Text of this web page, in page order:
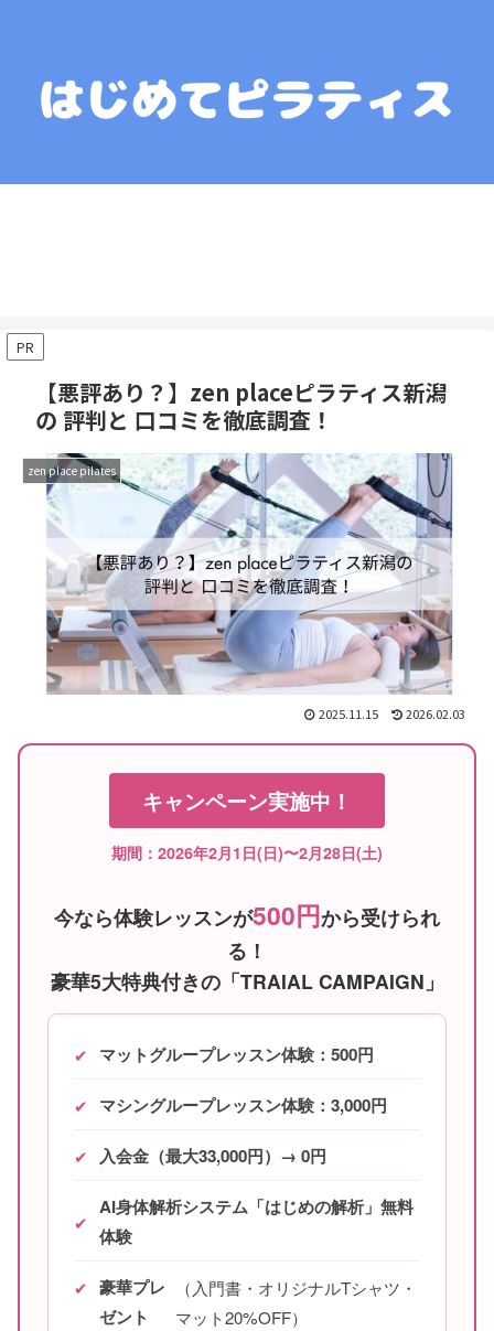
PR
【悪評あり？】zen placeピラティス新潟
の 評判と 口コミを徹底調査！
zen place pilates
2025.11.15 2026.02.03
キャンペーン実施中！
期間：2026年2月1日(日)〜2月28日(土)
今なら体験レッスンが500円から受けられ
る！
豪華5大特典付きの「TRAIAL CAMPAIGN」
✔ マットグループレッスン体験：500円
✔ マシングループレッスン体験：3,000円
✔ 入会金（最大33,000円）→ 0円
✔
AI身体解析システム「はじめの解析」無料
体験
✔ 豪華プレ
ゼント
（入門書・オリジナルTシャツ・
マット20%OFF）